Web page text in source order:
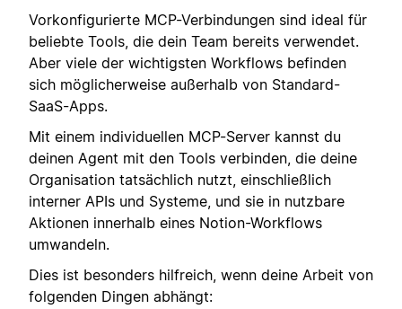
Vorkonfigurierte MCP-Verbindungen sind ideal für
beliebte Tools, die dein Team bereits verwendet.
Aber viele der wichtigsten Workflows befinden
sich möglicherweise außerhalb von Standard-
SaaS-Apps.
Mit einem individuellen MCP-Server kannst du
deinen Agent mit den Tools verbinden, die deine
Organisation tatsächlich nutzt, einschließlich
interner APIs und Systeme, und sie in nutzbare
Aktionen innerhalb eines Notion-Workflows
umwandeln.
Dies ist besonders hilfreich, wenn deine Arbeit von
folgenden Dingen abhängt: